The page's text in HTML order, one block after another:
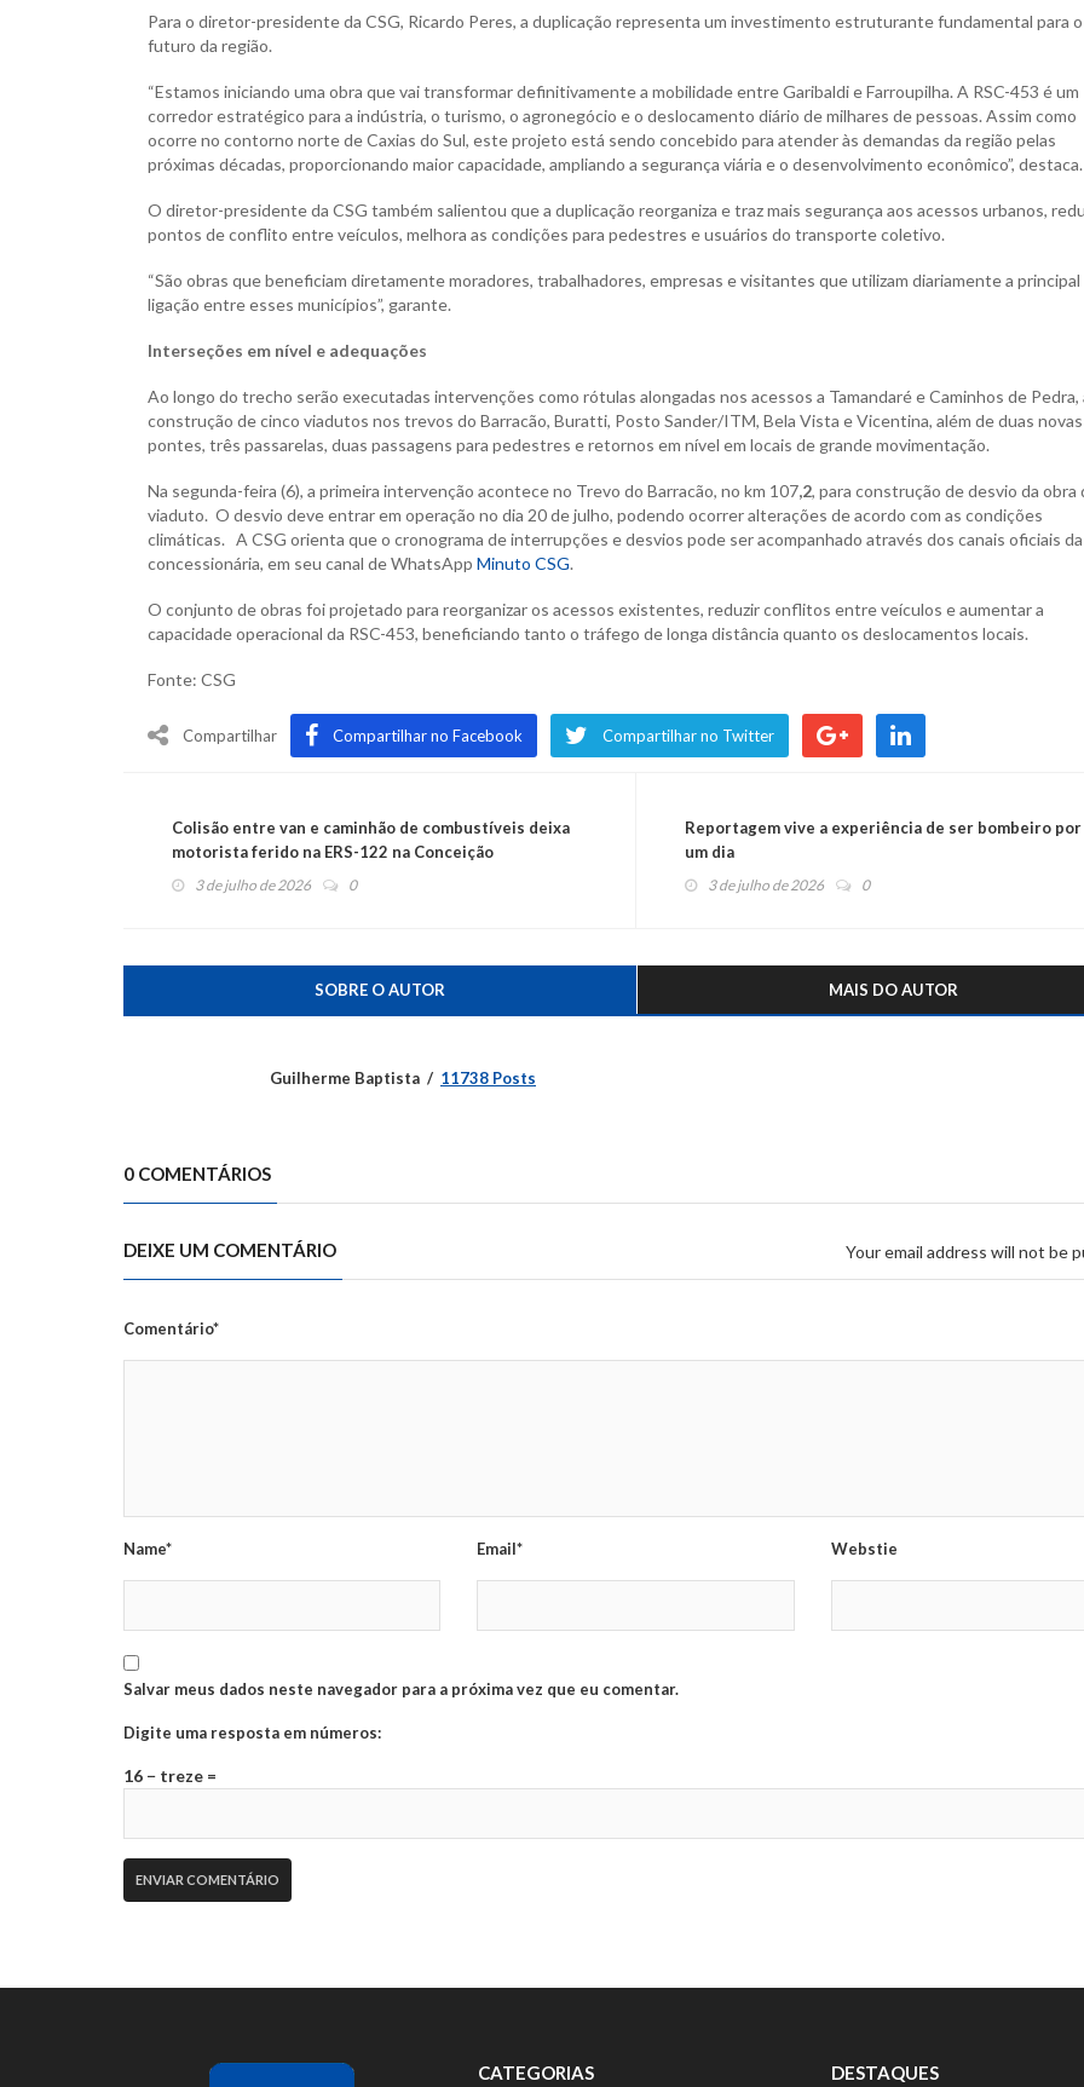
Para o diretor-presidente da CSG, Ricardo Peres, a duplicação representa um investimento estruturante fundamental para o
futuro da região.
“Estamos iniciando uma obra que vai transformar definitivamente a mobilidade entre Garibaldi e Farroupilha. A RSC-453 é um
corredor estratégico para a indústria, o turismo, o agronegócio e o deslocamento diário de milhares de pessoas. Assim como
ocorre no contorno norte de Caxias do Sul, este projeto está sendo concebido para atender às demandas da região pelas
próximas décadas, proporcionando maior capacidade, ampliando a segurança viária e o desenvolvimento econômico”, destaca.
O diretor-presidente da CSG também salientou que a duplicação reorganiza e traz mais segurança aos acessos urbanos,
pontos de conflito entre veículos, melhora as condições para pedestres e usuários do transporte coletivo.
“São obras que beneficiam diretamente moradores, trabalhadores, empresas e visitantes que utilizam diariamente a principal
ligação entre esses municípios”, garante.
Interseções em nível e adequações
Ao longo do trecho serão executadas intervenções como rótulas alongadas nos acessos a Tamandaré e Caminhos de Pedra,
construção de cinco viadutos nos trevos do Barracão, Buratti, Posto Sander/ITM, Bela Vista e Vicentina, além de duas novas
pontes, três passarelas, duas passagens para pedestres e retornos em nível em locais de grande movimentação.
Na segunda-feira (6), a primeira intervenção acontece no Trevo do Barracão, no km 107,2, para construção de desvio da obra
viaduto. O desvio deve entrar em operação no dia 20 de julho, podendo ocorrer alterações de acordo com as condições
climáticas. A CSG orienta que o cronograma de interrupções e desvios pode ser acompanhado através dos canais oficiais da
concessionária, em seu canal de WhatsApp Minuto CSG.
O conjunto de obras foi projetado para reorganizar os acessos existentes, reduzir conflitos entre veículos e aumentar a
capacidade operacional da RSC-453, beneficiando tanto o tráfego de longa distância quanto os deslocamentos locais.
Fonte: CSG
Compartilhar Compartilhar no Facebook Compartilhar no Twitter
Colisão entre van e caminhão de combustíveis deixa
motorista ferido na ERS-122 na Conceição
3 de julho de 2026 0
Reportagem vive a experiência de ser bombeiro por
um dia
3 de julho de 2026 0
SOBRE O AUTOR MAIS DO AUTOR
Guilherme Baptista 11738 Posts
0 COMENTÁRIOS
DEIXE UM COMENTÁRIO Your email address will not be
Comentário*
Name* Email* Webstie
Salvar meus dados neste navegador para a próxima vez que eu comentar.
Digite uma resposta em números:
16 − treze =
CATEGORIAS DESTAQUES